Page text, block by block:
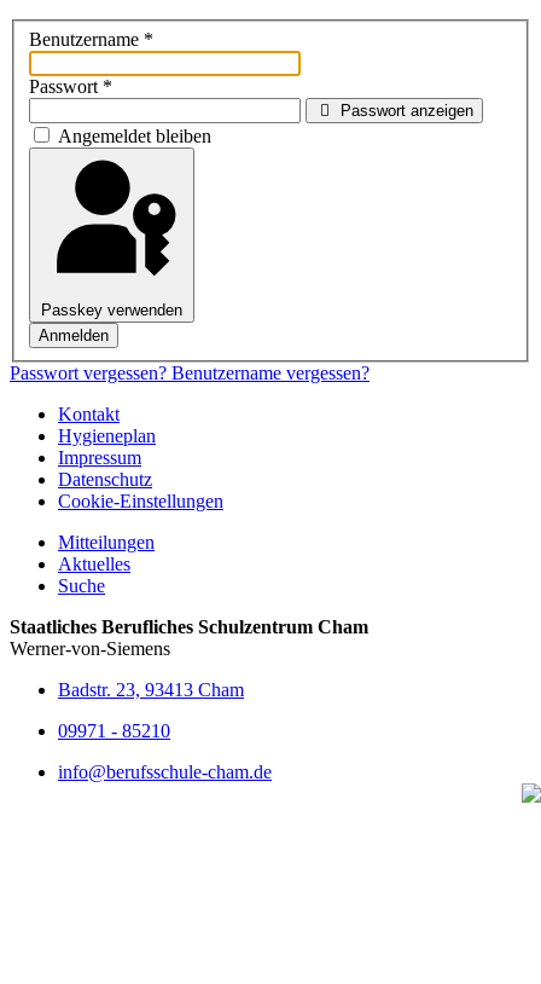
Benutzername *
Passwort *
Passwort anzeigen
Angemeldet bleiben
Passkey verwenden
Anmelden
Passwort vergessen? Benutzername vergessen?
Kontakt
Hygieneplan
Impressum
Datenschutz
Cookie-Einstellungen
Mitteilungen
Aktuelles
Suche
Staatliches Berufliches Schulzentrum Cham
Werner-von-Siemens
Badstr. 23, 93413 Cham
09971 - 85210
info@berufsschule-cham.de